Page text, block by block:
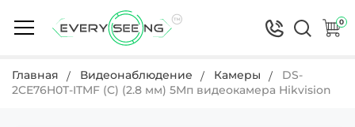
0
Главная Видеонаблюдение Камеры
DS-
2CE76H0T-ITMF (C) (2.8 мм) 5Мп видеокамера Hikvision